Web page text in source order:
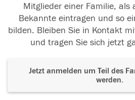
Mitglieder einer Familie, als
Bekannte eintragen und so
bilden. Bleiben Sie in Kontakt
und tragen Sie sich jetzt
Jetzt anmelden um Teil des
werden.